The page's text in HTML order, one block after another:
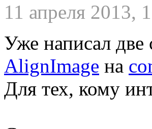
11 апреля 2013,
Уже написал две
AlignImage на
Для тех, кому